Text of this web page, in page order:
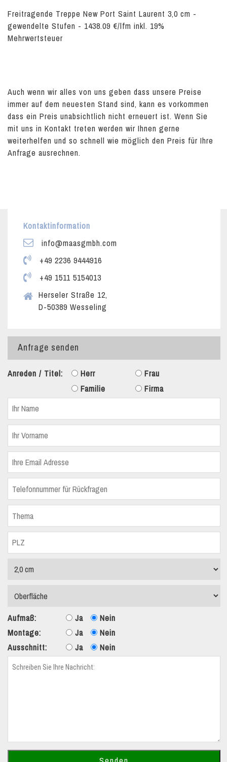
Freitragende Treppe New Port Saint Laurent 3,0 cm -
gewendelte Stufen - 1438.09 €/lfm inkl. 19%
Mehrwertsteuer
Auch wenn wir alles von uns geben dass unsere Preise
immer auf dem neuesten Stand sind, kann es vorkommen
dass ein Preis unabsichtlich nicht erneuert ist. Wenn Sie
mit uns in Kontakt treten werden wir Ihnen gerne
weiterhelfen und so schnell wie möglich den Preis für Ihre
Anfrage ausrechnen.
Kontaktinformation
info@maasgmbh.com
+49 2236 9444916
+49 1511 5154013
Herseler Straße 12,
D-50389 Wesseling
Anfrage senden
Anreden / Titel: Herr
Frau
Familie
Firma
Aufmaß: Ja
Nein
Montage:
Ja
Nein
Ausschnitt:
Ja Nein